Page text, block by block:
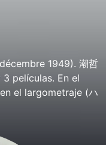
1949). 潮哲
películas. En el
el largometraje (ハ